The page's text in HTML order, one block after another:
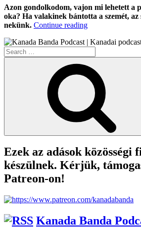
Azon gondolkodom, vajon mi lehetett a
oka? Ha valakinek bántotta a szemét,
nekünk. Continue reading“Lázadó
Jótékonykodás,
Ingyen
Reklám?”
Search
for:
Ezek az adások közösségi
készülnek. Kérjük,
Patreon-on!
Kanada Banda